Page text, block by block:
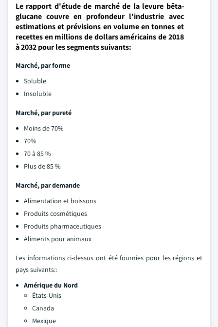
Le rapport d'étude de marché de la levure bêta-
glucane couvre en profondeur l'industrie avec
estimations et prévisions en volume en tonnes et
recettes en millions de dollars américains de 2018
à 2032 pour les segments suivants:
Marché, par forme
Soluble
Insoluble
Marché, par pureté
Moins de 70%
70%
70 à 85 %
Plus de 85 %
Marché, par demande
Alimentation et boissons
Produits cosmétiques
Produits pharmaceutiques
Aliments pour animaux
Les informations ci-dessus ont été fournies pour les régions et
pays suivants::
Amérique du Nord
États-Unis
Canada
Mexique